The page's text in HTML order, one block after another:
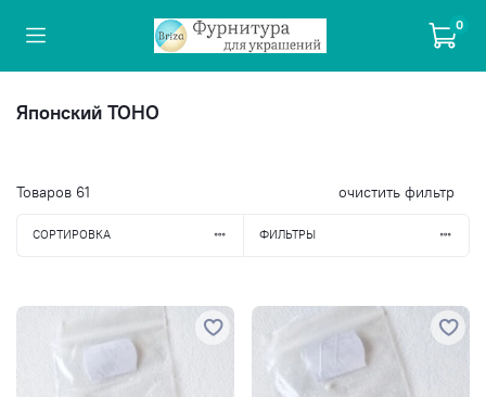
0
Японский TOHO
Товаров 61 очистить фильтр
СОРТИРОВКА ФИЛЬТРЫ